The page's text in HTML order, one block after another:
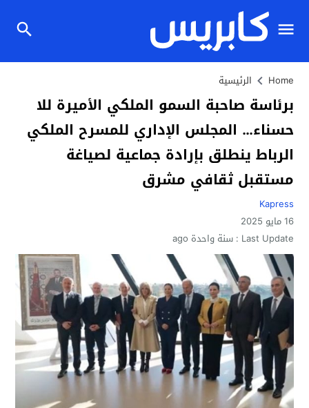
Home الرئيسية
برئاسة صاحبة السمو الملكي الأميرة للا
حسناء… المجلس الإداري للمسرح الملكي
الرباط ينطلق بإرادة جماعية لصياغة
مستقبل ثقافي مشرق
Kapress
16 مايو 2025
Last Update : سنة واحدة ago